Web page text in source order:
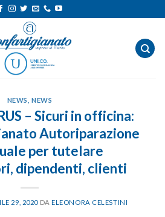
NEWS ,NEWS
– Sicuri in officina:
Autoriparazione
per tutelare
dipendenti, clienti
29, 2020 DAELEONORA CELESTINI